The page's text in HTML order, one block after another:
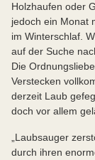
Holzhaufen oder
jedoch ein Monat
im Winterschlaf.
auf der Suche
Die
Verstecken
derzeit Laub
doch vor allem
„Laubsauger
durch ihren